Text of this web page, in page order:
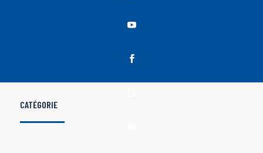


CATÉGORIE